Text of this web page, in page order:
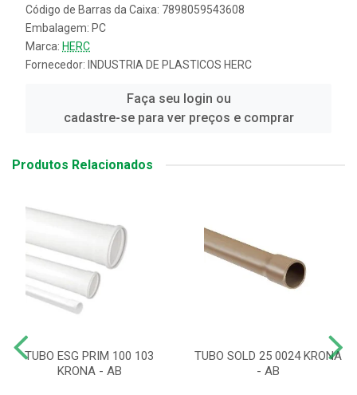
Código de Barras da Caixa: 7898059543608
Embalagem: PC
Marca: HERC
Fornecedor: INDUSTRIA DE PLASTICOS HERC
Faça seu login ou
cadastre-se para ver preços e comprar
Produtos Relacionados
TUBO ESG PRIM 100 103
KRONA - AB
TUBO SOLD 25 0024 KRONA
- AB